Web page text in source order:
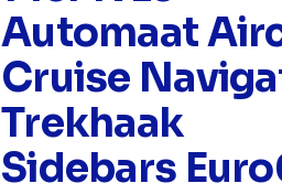
Automaat
Cruise
Trekhaak
Sidebars